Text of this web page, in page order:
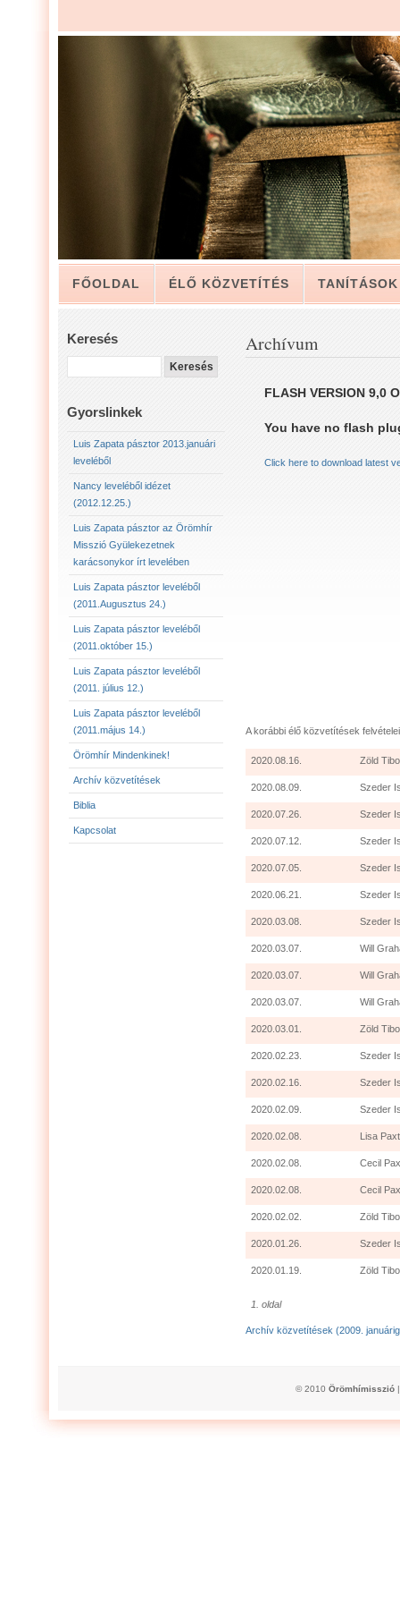
FŐOLDAL ÉLŐ KÖZVETÍTÉS TANÍTÁSOK
LUIS ZAPATA PÁSZTOR LEVELÉBŐL, A
LUIS ZAPATA PÁSZTOR LEVELÉBŐL
LUIS ZAPATA PÁSZTOR LEVELÉBŐL
LUIS ZAPATA PÁSZTOR AZ ÖRÖMHÍR MISSZIÓ
2012.12.25. NANCY LEVELÉBŐL IDÉZET:
Keresés
Gyorslinkek
Luis Zapata pásztor 2013.januári
leveléből
Nancy leveléből idézet
(2012.12.25.)
Luis Zapata pásztor az Örömhír
Misszió Gyülekezetnek
karácsonykor írt levelében
Luis Zapata pásztor leveléből
(2011.Augusztus 24.)
Luis Zapata pásztor leveléből
(2011.október 15.)
Luis Zapata pásztor leveléből
(2011. július 12.)
Luis Zapata pásztor leveléből
(2011.május 14.)
Örömhír Mindenkinek!
Archív közvetítések
Biblia
Kapcsolat
Archívum
FLASH VERSION 9,0
You have no flash
Click here to download latest
A korábbi élő közvetítések
2020.08.16. Zöld
2020.08.09. Szeder
2020.07.26. Szeder
2020.07.12. Szeder
2020.07.05. Szeder
2020.06.21. Szeder
2020.03.08. Szeder
2020.03.07. Will
2020.03.07. Will
2020.03.07. Will
2020.03.01. Zöld
2020.02.23. Szeder
2020.02.16. Szeder
2020.02.09. Szeder
2020.02.08. Lisa
2020.02.08. Cecil
2020.02.08. Cecil
2020.02.02. Zöld
2020.01.26. Szeder
2020.01.19. Zöld
1. oldal
Archív közvetítések (2009.
© 2010 Örömhímisszió